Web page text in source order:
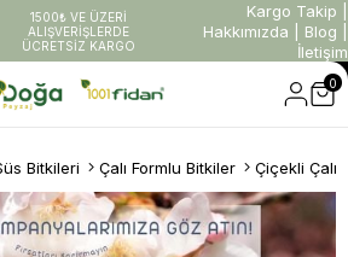
1500₺ VE ÜZERİ
ALIŞVERİŞLERDE
ÜCRETSİZ KARGO
Kargo Takip
Hakkımızda
Blog
İletişim
0
Bitkileri Çalı Formlu Bitkiler Çiçekli